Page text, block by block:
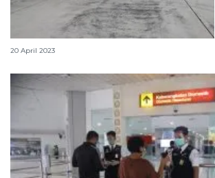
Mudik gratis dengan pesawat militer
20 April 2023